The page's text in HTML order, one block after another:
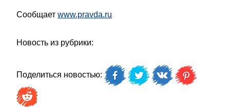
Сообщает www.pravda.ru
Новость из рубрики:
Поделиться новостью: